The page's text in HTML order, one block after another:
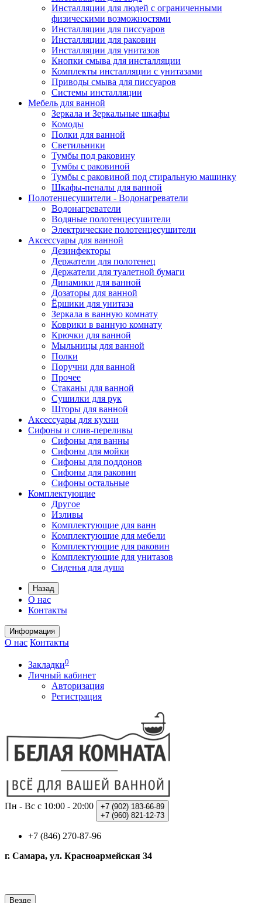
Инсталляции для людей с ограниченными
физическими возможностями
Инсталляции для писсуаров
Инсталляции для раковин
Инсталляции для унитазов
Кнопки смыва для инсталляции
Комплекты инсталляции с унитазами
Приводы смыва для писсуаров
Системы инсталляции
Мебель для ванной
Зеркала и Зеркальные шкафы
Комоды
Полки для ванной
Светильники
Тумбы под раковину
Тумбы с раковиной
Тумбы с раковиной под стиральную машинку
Шкафы-пеналы для ванной
Полотенцесушители - Водонагреватели
Водонагреватели
Водяные полотенцесушители
Электрические полотенцесушители
Аксессуары для ванной
Дезинфекторы
Держатели для полотенец
Держатели для туалетной бумаги
Динамики для ванной
Дозаторы для ванной
Ёршики для унитаза
Зеркала в ванную комнату
Коврики в ванную комнату
Крючки для ванной
Мыльницы для ванной
Полки
Поручни для ванной
Прочее
Стаканы для ванной
Сушилки для рук
Шторы для ванной
Аксессуары для кухни
Сифоны и слив-переливы
Сифоны для ванны
Сифоны для мойки
Сифоны для поддонов
Сифоны для раковин
Сифоны остальные
Комплектующие
Другое
Изливы
Комплектующие для ванн
Комплектующие для мебели
Комплектующие для раковин
Комплектующие для унитазов
Сиденья для душа
Назад
О нас
Контакты
Информация
О нас Контакты
Закладки0
Личный кабинет
Авторизация
Регистрация
Пн - Вс с 10:00 - 20:00 +7 (902) 183-66-89
+7 (960) 821-12-73
+7 (846) 270-87-96
г. Самара, ул. Красноармейская 34
Везде